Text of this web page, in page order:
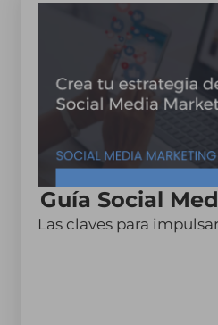
Guía Social
Las claves para